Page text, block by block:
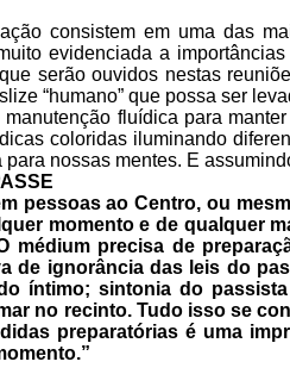
consistem em uma das
evidenciada a
serão ouvidos nestas
“humano” que possa ser
fluídica para
coloridas iluminando
nossas mentes. E
pessoas ao Centro, ou
momento e de qualquer
médium precisa de
de ignorância das leis do
íntimo; sintonia do
no recinto. Tudo isso se
preparatórias é uma